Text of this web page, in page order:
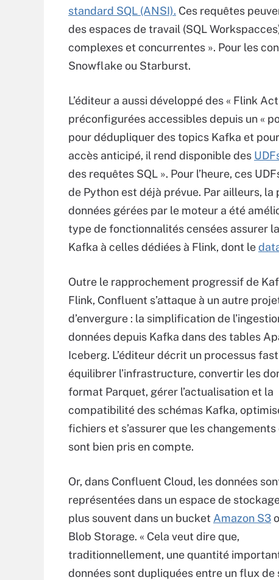
standard SQL (ANSI). Ces requêtes
des espaces de travail (SQL
complexes et concurrentes ». Pour les
Snowflake ou Starburst.
L’éditeur a aussi développé des « Flink
préconfigurées accessibles depuis un «
pour dédupliquer des topics Kafka et
accès anticipé, il rend disponible des
des requêtes SQL ». Pour l’heure, ces
de Python est déjà prévue. Par ailleurs, la
données gérées par le moteur a été
type de fonctionnalités censées assurer
Kafka à celles dédiées à Flink, dont le
Outre le rapprochement progressif de
Flink, Confluent s’attaque à un autre
d’envergure : la simplification de
données depuis Kafka dans des tables
Iceberg. L’éditeur décrit un processus
équilibrer l’infrastructure, convertir les
format Parquet, gérer l’actualisation et la
compatibilité des schémas Kafka,
fichiers et s’assurer que les changements
sont bien pris en compte.
Or, dans Confluent Cloud, les données
représentées dans un espace de
plus souvent dans un bucket Amazon S3
Blob Storage. « Cela veut dire que,
traditionnellement, une quantité
données sont dupliquées entre un flux de